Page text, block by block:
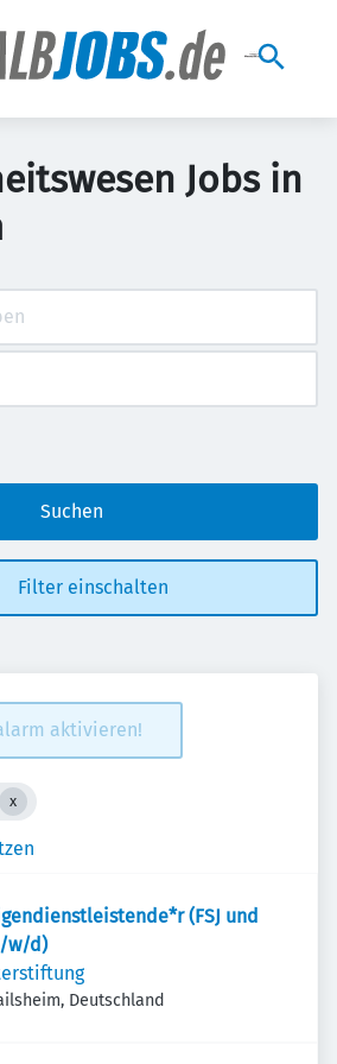
Jobs in
Suchen
Filter einschalten
aktivieren!
(FSJ und
w/d)
Deutschland